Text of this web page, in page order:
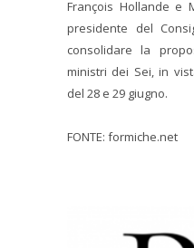
François Hollande e
presidente del
consolidare la
ministri dei Sei, in
del 28 e 29 giugno.
FONTE: formiche.net